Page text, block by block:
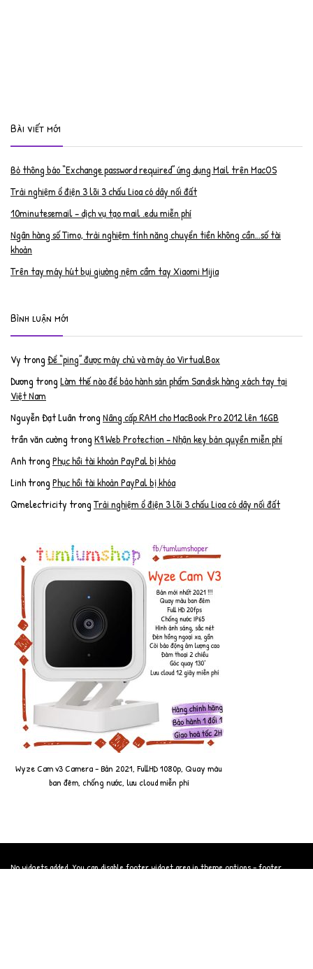
Bài viết mới
Bỏ thông báo “Exchange password required” ứng dụng Mail trên MacOS
Trải nghiệm ổ điện 3 lõi 3 chấu Lioa có dây nối đất
10minutesemail – dịch vụ tạo mail .edu miễn phí
Ngân hàng số Timo, trải nghiệm tính năng chuyển tiền không cần…số tài
khoản
Trên tay máy hút bụi giường nệm cầm tay Xiaomi Mijia
Bình luận mới
Vy trongĐể “ping” được máy chủ và máy ảo VirtualBox
Dương trongLàm thế nào để bảo hành sản phẩm Sandisk hàng xách tay tại
Việt Nam
Nguyễn Đạt Luân trongNâng cấp RAM cho MacBook Pro 2012 lên 16GB
trần văn cường trongK9 Web Protection – Nhận key bản quyền miễn phí
AnhtrongPhục hồi tài khoản PayPal bị khóa
LinhtrongPhục hồi tài khoản PayPal bị khóa
Qmelectricity trongTrải nghiệm ổ điện 3 lõi 3 chấu Lioa có dây nối đất
Wyze Cam v3 Camera - Bản 2021, FullHD 1080p, Quay màu
ban đêm, chống nước, lưu cloud miễn phí
No widgets added. You can disable footer widget area in theme options - footer